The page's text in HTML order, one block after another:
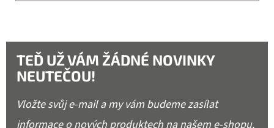
TEĎ UŽ VÁM ŽÁDNÉ NOVINKY
NEUTEČOU!
Vložte svůj e-mail a my vám budeme zasílat
informace o nových produktech na našem e-shopu.